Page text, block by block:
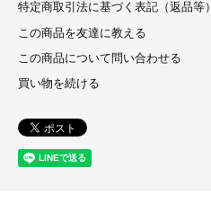
特定商取引法に基づく表記（返品等）
この商品を友達に教える
この商品について問い合わせる
買い物を続ける